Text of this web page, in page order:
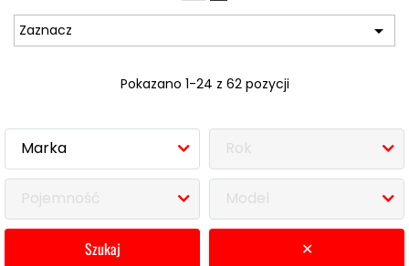
Zaznacz 
Pokazano 1-24 z 62 pozycji
Marka Rok
Pojemność Model
szukaj ✕